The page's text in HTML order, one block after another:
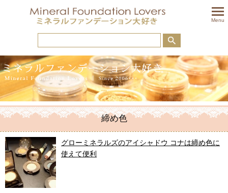
Menu
締め色
グローミネラルズのアイシャドウ コナは締め色に
使えて便利